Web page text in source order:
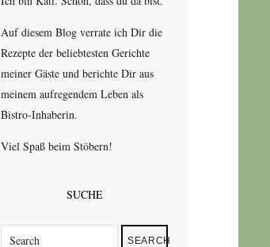
Auf diesem Blog verrate ich Dir die
Rezepte der beliebtesten Gerichte
meiner Gäste und berichte Dir aus
meinem aufregendem Leben als
Bistro-Inhaberin.
Viel Spaß beim Stöbern!
SUCHE
SEARCH